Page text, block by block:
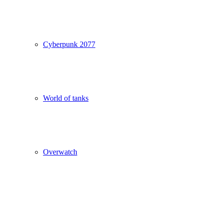
Cyberpunk 2077
World of tanks
Overwatch